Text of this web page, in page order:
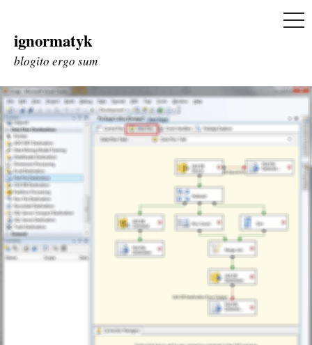
Skip
to
ignormatyk
blogito ergo sum